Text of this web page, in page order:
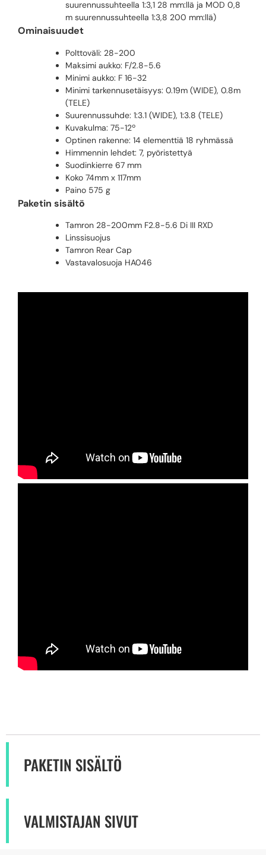
suurennussuhteella 1:3,1 28 mm:llä ja MOD 0,8
m suurennussuhteella 1:3,8 200 mm:llä)
Ominaisuudet
Polttoväli: 28-200
Maksimi aukko: F/2.8-5.6
Minimi aukko: F 16-32
Minimi tarkennusetäisyys: 0.19m (WIDE), 0.8m
(TELE)
Suurennussuhde: 1:3.1 (WIDE), 1:3.8 (TELE)
Kuvakulma: 75-12º
Optinen rakenne: 14 elementtiä 18 ryhmässä
Himmennin lehdet: 7, pyöristettyä
Suodinkierre 67 mm
Koko 74mm x 117mm
Paino 575 g
Paketin sisältö
Tamron 28-200mm F2.8-5.6 Di III RXD
Linssisuojus
Tamron Rear Cap
Vastavalosuoja HA046
PAKETIN SISÄLTÖ
VALMISTAJAN SIVUT